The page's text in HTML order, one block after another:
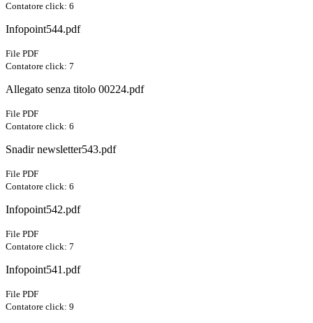
Contatore click: 6
Infopoint544.pdf
File PDF
Contatore click: 7
Allegato senza titolo 00224.pdf
File PDF
Contatore click: 6
Snadir newsletter543.pdf
File PDF
Contatore click: 6
Infopoint542.pdf
File PDF
Contatore click: 7
Infopoint541.pdf
File PDF
Contatore click: 9